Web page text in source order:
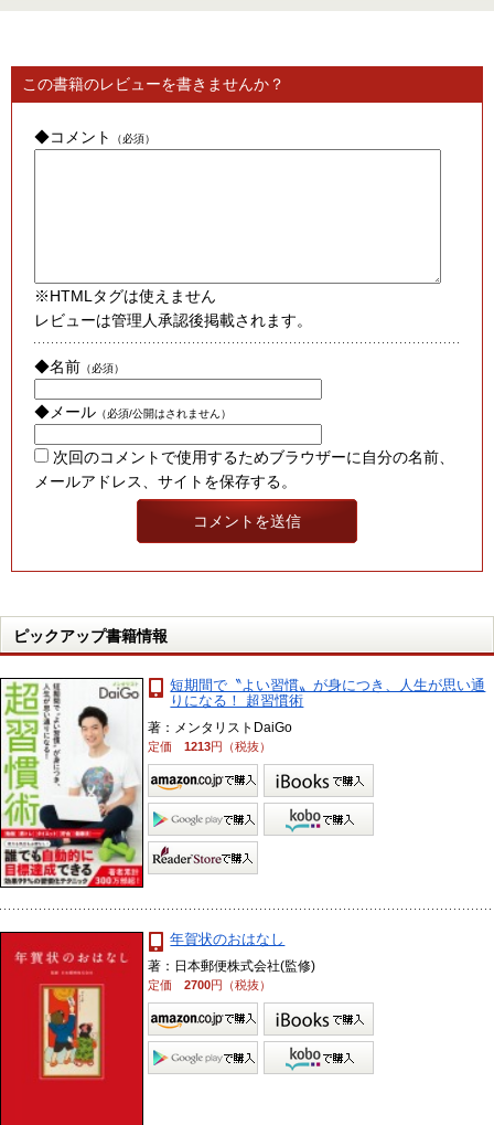
この書籍のレビューを書きませんか？
◆コメント （必須）
※HTMLタグは使えません
レビューは管理人承認後掲載されます。
◆名前 （必須）
◆メール （必須/公開はされません）
次回のコメントで使用するためブラウザーに自分の名前、
メールアドレス、サイトを保存する。
ピックアップ書籍情報
短期間で〝よい習慣〟が身につき、人生が思い通
りになる！ 超習慣術
著：メンタリストDaiGo
定価1213円（税抜）
年賀状のおはなし
著：日本郵便株式会社(監修)
定価2700円（税抜）